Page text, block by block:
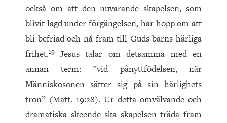
också om att den nuvarande skapelsen, som
blivit lagd under förgängelsen, har hopp om att
bli befriad och nå fram till Guds barns härliga
frihet.19 Jesus talar om detsamma med en
annan term: ”vid pånyttfödelsen, när
Människosonen sätter sig på sin härlighets
tron” (Matt. 19:28). Ur detta omvälvande och
dramatiska skeende ska skapelsen träda fram